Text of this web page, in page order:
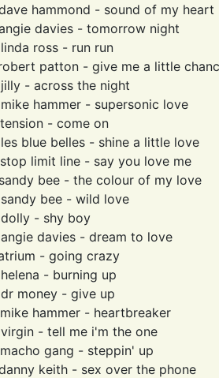
hammond - sound of my heart
davies - tomorrow night
ross - run run
patton - give me a little
- across the night
hammer - supersonic love
- come on
blue belles - shine a little love
limit line - say you love me
bee - the colour of my love
bee - wild love
- shy boy
davies - dream to love
- going crazy
- burning up
money - give up
hammer - heartbreaker
- tell me i'm the one
gang - steppin' up
keith - sex over the phone